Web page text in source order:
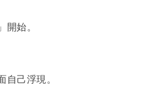
物車
始。
己浮現。